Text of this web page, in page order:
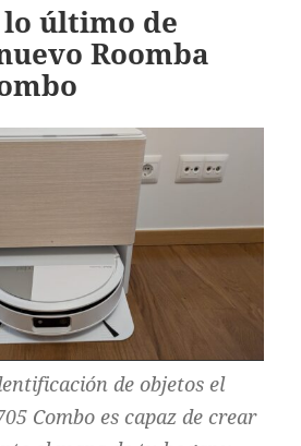
último de
Roomba
de objetos el
Combo es capaz de crear